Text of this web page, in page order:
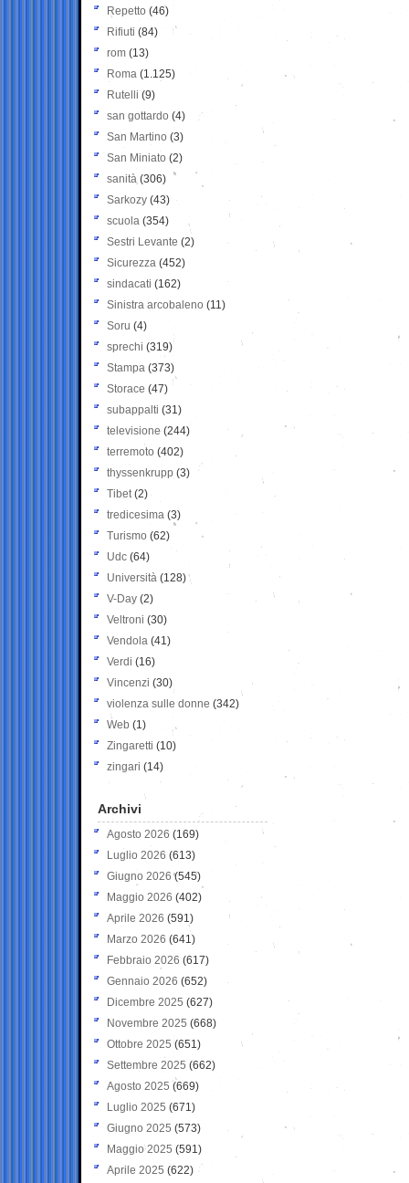
Repetto (46)
Rifiuti (84)
rom (13)
Roma (1.125)
Rutelli (9)
san gottardo (4)
San Martino (3)
San Miniato (2)
sanità (306)
Sarkozy (43)
scuola (354)
Sestri Levante (2)
Sicurezza (452)
sindacati (162)
Sinistra arcobaleno (11)
Soru (4)
sprechi (319)
Stampa (373)
Storace (47)
subappalti (31)
televisione(244)
terremoto (402)
thyssenkrupp (3)
Tibet(2)
tredicesima (3)
Turismo (62)
Udc (64)
Università (128)
V-Day (2)
Veltroni (30)
Vendola (41)
Verdi (16)
Vincenzi (30)
violenza sulle donne (342)
Web (1)
Zingaretti (10)
zingari (14)
Archivi
Agosto 2026 (169)
Luglio 2026 (613)
Giugno 2026 (545)
Maggio 2026 (402)
Aprile 2026 (591)
Marzo 2026 (641)
Febbraio 2026 (617)
Gennaio 2026 (652)
Dicembre 2025 (627)
Novembre 2025 (668)
Ottobre 2025 (651)
Settembre 2025 (662)
Agosto 2025 (669)
Luglio 2025 (671)
Giugno 2025 (573)
Maggio 2025 (591)
Aprile 2025 (622)